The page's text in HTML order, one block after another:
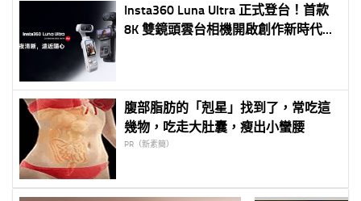
Insta360 Luna Ultra 正式登台！首款
8K 雙鏡頭雲台相機開啟創作新時代
人影像創作
腹部脂肪的「剋星」找到了，常吃這
幾物，吃走大肚囊，瘦出小蠻腰
PR（新素簡）